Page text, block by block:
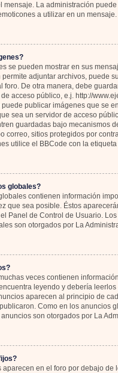
mensaje. La administración
a utilizar en un mensaje.
se pueden mostrar en sus
adjuntar archivos, puede
foro. De otra manera, debe
acceso público, e.j. http://
publicar imágenes que se
sea un servidor de acceso
guardadas bajo mecanismos
correo, sitios protegidos por
utilice el BBCode con la etiqueta
globales?
contienen información
que sea posible. Éstos
Panel de Control de Usuario.
son otorgados por La
veces contienen
leyendo y debería
aparecen al principio de
Como en los anuncios
son otorgados por La
aparecen en el foro por debajo de